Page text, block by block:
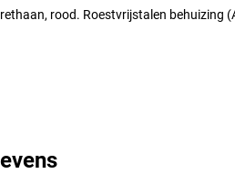
rood. Roestvrijstalen behuizing